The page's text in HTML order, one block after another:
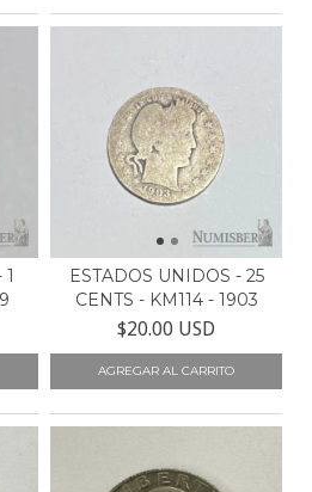
ESTADOS UNIDOS - 25
CENTS - KM114 - 1903
$20.00 USD